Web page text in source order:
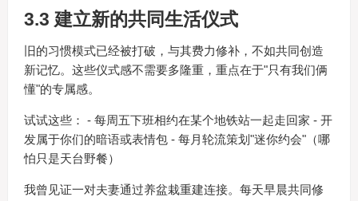
3.3 建立新的共同生活仪式
旧的习惯模式已经被打破，与其费力修补，不如共同创造
新记忆。这些仪式感不需要多隆重，重点在于"只有我们俩
懂"的专属感。
试试这些： - 每周五下班相约在某个地铁站一起走回家 - 开
发属于你们的暗语或表情包 - 每月轮流策划"迷你约会"（哪
怕只是天台野餐）
我曾见证一对夫妻通过养盆栽重建连接。每天早晨共同修